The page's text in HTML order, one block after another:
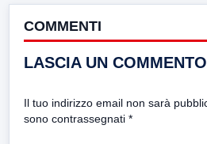
COMMENTI
LASCIA UN COMMENTO
Il tuo indirizzo email non sarà
sono contrassegnati *